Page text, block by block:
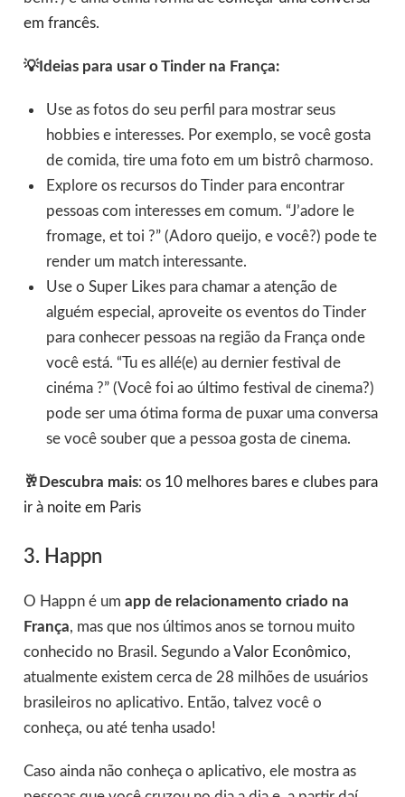
em francês.
💡Ideias para usar o Tinder na França:
Use as fotos do seu perfil para mostrar seus
hobbies e interesses. Por exemplo, se você gosta
de comida, tire uma foto em um bistrô charmoso.
Explore os recursos do Tinder para encontrar
pessoas com interesses em comum. “J’adore le
fromage, et toi ?” (Adoro queijo, e você?) pode te
render um match interessante.
Use o Super Likes para chamar a atenção de
alguém especial, aproveite os eventos do Tinder
para conhecer pessoas na região da França onde
você está. “Tu es allé(e) au dernier festival de
cinéma ?” (Você foi ao último festival de cinema?)
pode ser uma ótima forma de puxar uma conversa
se você souber que a pessoa gosta de cinema.
🥂Descubra mais: os 10 melhores bares e clubes para
ir à noite em Paris
3. Happn
O Happn é um app de relacionamento criado na
França, mas que nos últimos anos se tornou muito
conhecido no Brasil. Segundo aValor Econômico,
atualmente existem cerca de 28 milhões de usuários
brasileiros no aplicativo. Então, talvez você o
conheça, ou até tenha usado!
Caso ainda não conheça o aplicativo, ele mostra as